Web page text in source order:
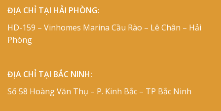
ĐỊA CHỈ TẠI HẢI PHÒNG:
HD-159 – Vinhomes Marina Cầu Rào – Lê Chân – Hải
Phòng
ĐỊA CHỈ TẠI BẮC NINH:
Số 58 Hoàng Văn Thụ – P. Kinh Bắc – TP Bắc Ninh